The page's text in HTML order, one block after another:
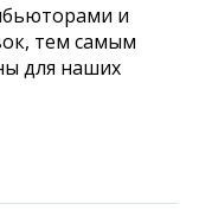
и
тем самым
для наших